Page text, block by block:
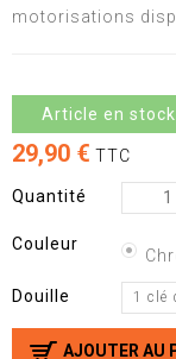
motorisations
Article en stock
29,90 € TTC
Quantité
Couleur
Douille 1 clé
AJOUTER AU